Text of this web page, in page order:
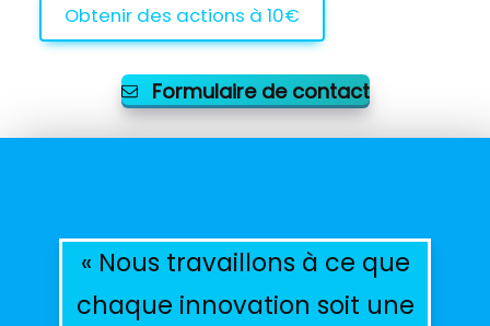
Obtenir des actions à 10€
Formulaire de contact
« Nous travaillons à ce que
chaque innovation soit une